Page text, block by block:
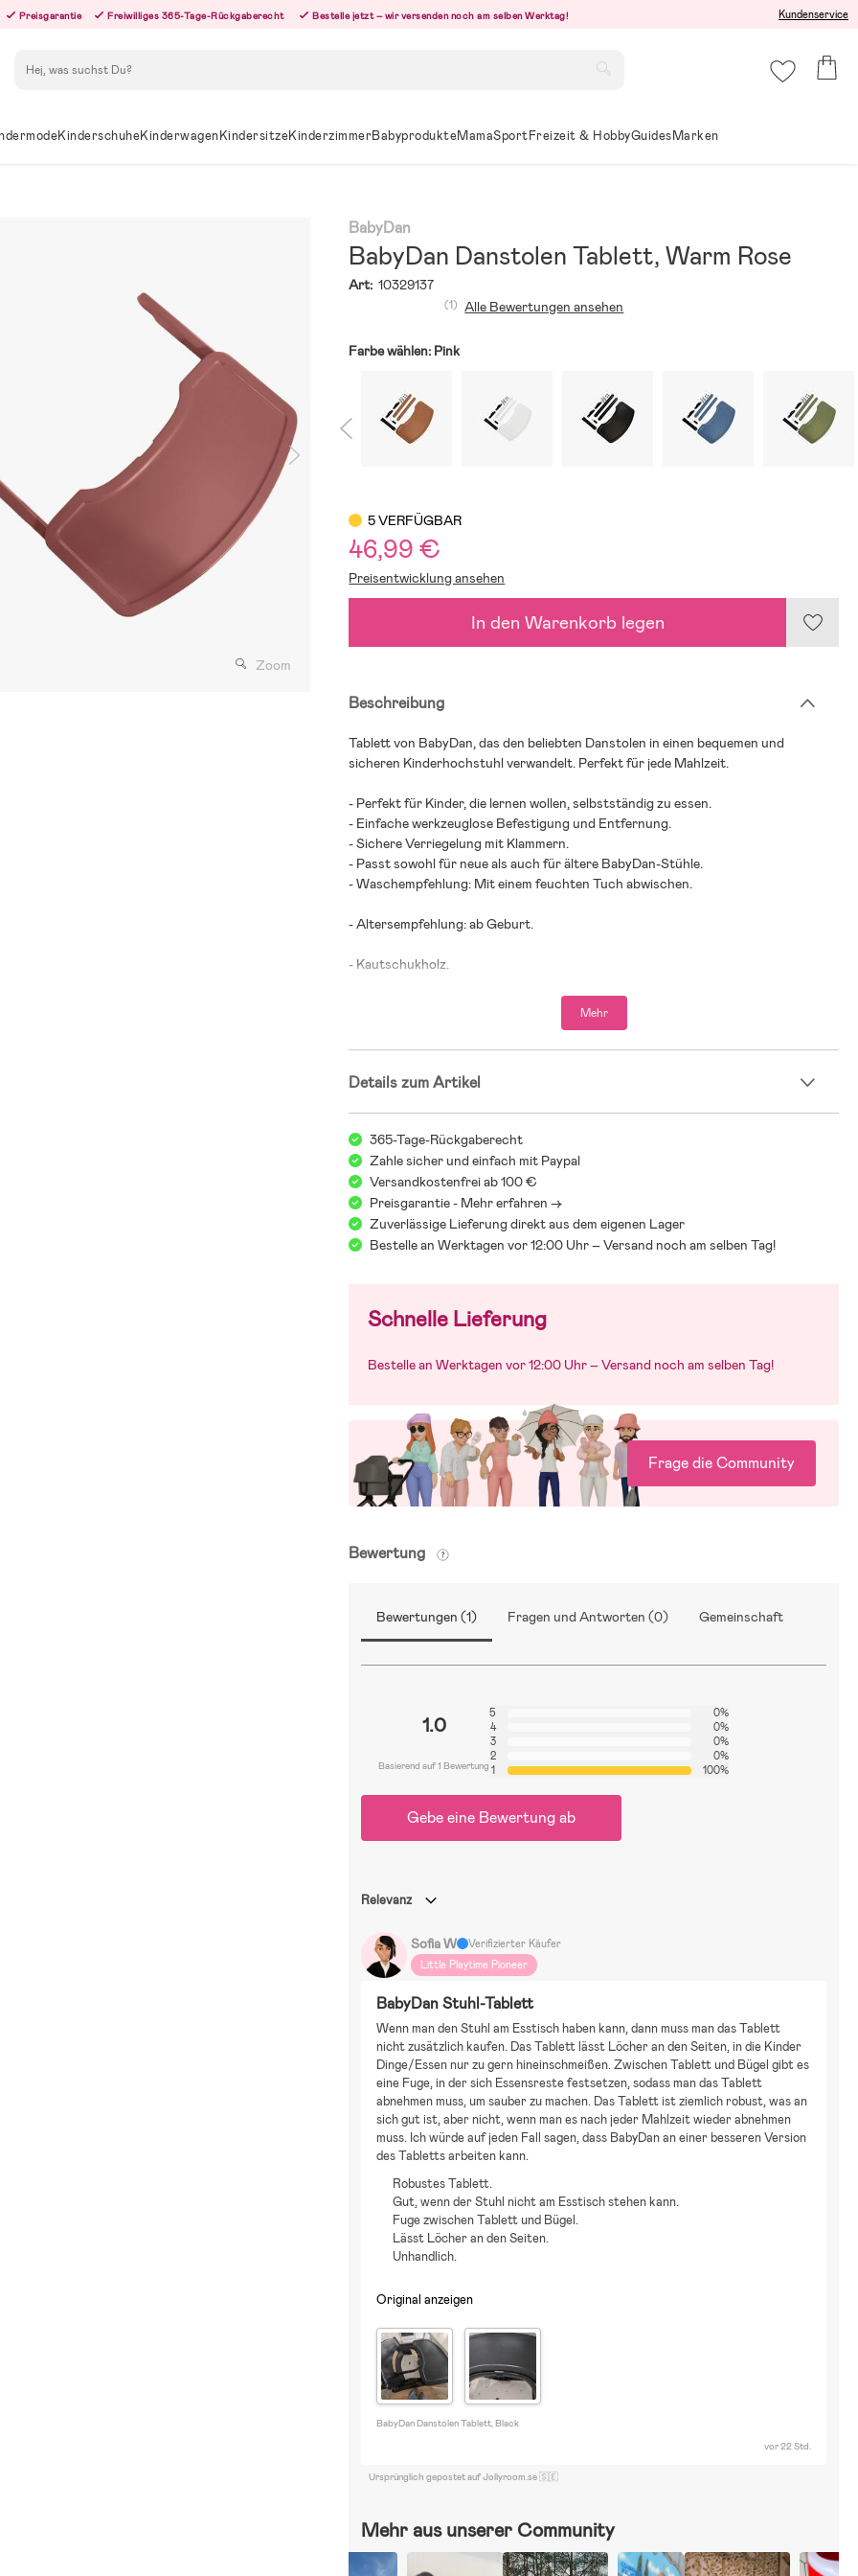
Preisgarantie Freiwilliges 365-Tage-Rückgaberecht Bestelle jetzt – wir versenden noch am selben Werktag! Kundenservice
KinderschuheKinderwagenKindersitzeKinderzimmerBabyprodukteMamaSportFreizeit & HobbyGuidesMarken
Zoom
BabyDan
BabyDan Danstolen Tablett, Warm Rose
Art: 10329137
(1) Alle Bewertungen ansehen
Farbe wählen: Pink
5 VERFÜGBAR
46,99 €
Preisentwicklung ansehen
In den Warenkorb legen
Beschreibung
Tablett von BabyDan, das den beliebten Danstolen in einen bequemen und
sicheren Kinderhochstuhl verwandelt. Perfekt für jede Mahlzeit.
- Perfekt für Kinder, die lernen wollen, selbstständig zu essen.
- Einfache werkzeuglose Befestigung und Entfernung.
- Sichere Verriegelung mit Klammern.
- Passt sowohl für neue als auch für ältere BabyDan-Stühle.
- Waschempfehlung: Mit einem feuchten Tuch abwischen.
- Altersempfehlung: ab Geburt.
- Kautschukholz.
Mehr
Details zum Artikel
365-Tage-Rückgaberecht
Zahle sicher und einfach mit Paypal
Versandkostenfrei ab 100 €
Preisgarantie - Mehr erfahren ->
Zuverlässige Lieferung direkt aus dem eigenen Lager
Bestelle an Werktagen vor 12:00 Uhr – Versand noch am selben Tag!
Schnelle Lieferung
Bestelle an Werktagen vor 12:00 Uhr – Versand noch am selben Tag!
Frage die Community
Bewertung
Bewertungen (1) Fragen und Antworten (0) Gemeinschaft
1.0
Basierend auf 1 Bewertung
5
0%
4
0%
3
0%
2
0%
1
100%
Gebe eine Bewertung ab
Relevanz
Sofia W
Verifizierter Käufer
Little Playtime Pioneer
BabyDan Stuhl-Tablett
Wenn man den Stuhl am Esstisch haben kann, dann muss man das Tablett
nicht zusätzlich kaufen. Das Tablett lässt Löcher an den Seiten, in die Kinder
Dinge/Essen nur zu gern hineinschmeißen. Zwischen Tablett und Bügel gibt es
eine Fuge, in der sich Essensreste festsetzen, sodass man das Tablett
abnehmen muss, um sauber zu machen. Das Tablett ist ziemlich robust, was an
sich gut ist, aber nicht, wenn man es nach jeder Mahlzeit wieder abnehmen
muss. Ich würde auf jeden Fall sagen, dass BabyDan an einer besseren Version
des Tabletts arbeiten kann.
Robustes Tablett.
Gut, wenn der Stuhl nicht am Esstisch stehen kann.
Fuge zwischen Tablett und Bügel.
Lässt Löcher an den Seiten.
Unhandlich.
Original anzeigen
BabyDan Danstolen Tablett, Black
vor 22 Std.
Ursprünglich gepostet auf Jollyroom.se 🇸🇪
Mehr aus unserer Community